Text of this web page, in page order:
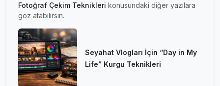
Fotoğraf Çekim Teknikleri konusundaki diğer yazılara
göz atabilirsin.
Seyahat Vlogları İçin “Day in My
Life” Kurgu Teknikleri